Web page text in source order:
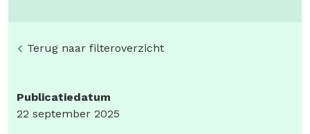
Terug naar filteroverzicht
Publicatiedatum
22 september 2025